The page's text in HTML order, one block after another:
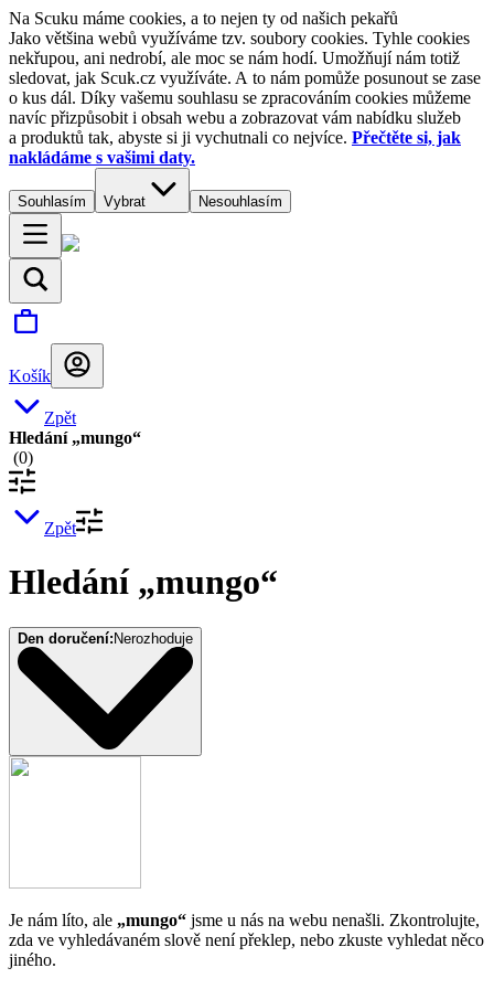
Na Scuku máme cookies, a to nejen ty od našich pekařů
Jako většina webů využíváme tzv. soubory cookies. Tyhle cookies
nekřupou, ani nedrobí, ale moc se nám hodí. Umožňují nám totiž
sledovat, jak Scuk.cz využíváte. A to nám pomůže posunout se zase
o kus dál. Díky vašemu souhlasu se zpracováním cookies můžeme
navíc přizpůsobit i obsah webu a zobrazovat vám nabídku služeb
a produktů tak, abyste si ji vychutnali co nejvíce. Přečtěte si, jak
nakládáme s vašimi daty.
Souhlasím Vybrat Nesouhlasím
Košík
Zpět
Hledání „mungo“
(0)
Zpět
Hledání „mungo“
Den doručení: Nerozhoduje
Je nám líto, ale „mungo“ jsme u nás na webu nenašli. Zkontrolujte,
zda ve vyhledávaném slově není překlep, nebo zkuste vyhledat něco
jiného.